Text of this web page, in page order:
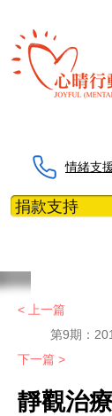
情緒支
捐款支持
< 上一篇
第9期：
下一篇 >
靜觀治